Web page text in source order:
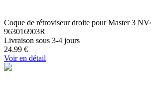
Coque de rétroviseur droite pour Master 3
963016903R
Livraison sous 3-4 jours
24.99 €
Voir en détail